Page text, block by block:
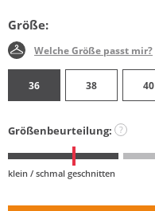
Größe:
Welche Größe passt mir?
36 38 40
Größenbeurteilung: ?
klein / schmal geschnitten